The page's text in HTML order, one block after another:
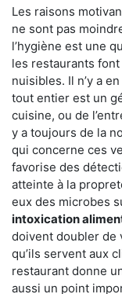
Les raisons
ne sont pas
l’hygiène est une
les restaurants
nuisibles. Il n’y a
tout entier est un
cuisine, ou de
y a toujours de la
qui concerne ces
favorise des
atteinte à la
eux des microbes
intoxication
doivent doubler de
qu’ils servent aux
restaurant donne
aussi un point